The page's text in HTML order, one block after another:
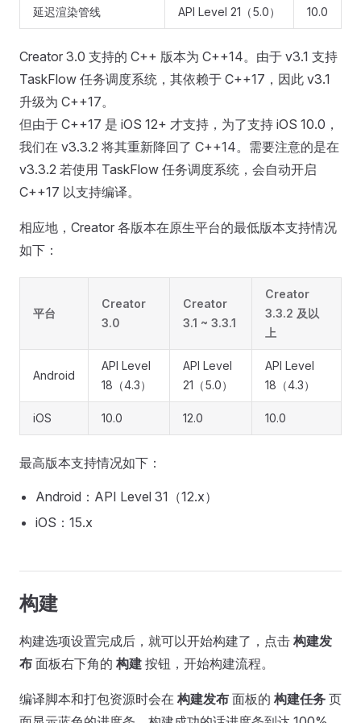
延迟渲染管线 API Level 21（5.0） 10.0
Creator 3.0 支持的 C++ 版本为 C++14。由于 v3.1 支持
TaskFlow 任务调度系统，其依赖于 C++17，因此 v3.1
升级为 C++17。
但由于 C++17 是 iOS 12+ 才支持，为了支持 iOS 10.0，
我们在 v3.3.2 将其重新降回了 C++14。需要注意的是在
v3.3.2 若使用 TaskFlow 任务调度系统，会自动开启
C++17 以支持编译。
相应地，Creator 各版本在原生平台的最低版本支持情况
如下：
平台
Creator
3.0
Creator
3.1 ~ 3.3.1
Creator
3.3.2 及以
上
Android
API Level
18（4.3）
API Level
21（5.0）
API Level
18（4.3）
iOS 10.0 12.0 10.0
最高版本支持情况如下：
Android：API Level 31（12.x）
iOS：15.x
构建
构建选项设置完成后，就可以开始构建了，点击 构建发
布 面板右下角的 构建 按钮，开始构建流程。
编译脚本和打包资源时会在 构建发布 面板的 构建任务 页